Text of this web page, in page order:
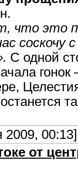
что это
С одной
2009, 00:13]
от